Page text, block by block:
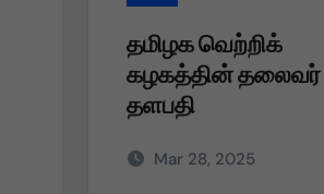
தமிழக வெற்றிக்
கழகத்தின் தலைவர்
தளபதி அவர்களின்
Mar 28, 2025